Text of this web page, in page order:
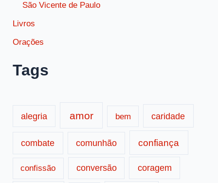
São Vicente de Paulo
Livros
Orações
Tags
alegria amor bem caridade
combate comunhão confiança
confissão conversão coragem